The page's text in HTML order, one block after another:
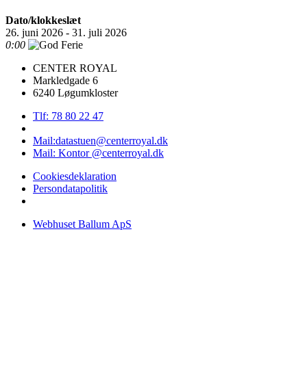
Dato/klokkeslæt
26. juni 2026 - 31. juli 2026
0:00
CENTER ROYAL
Markledgade 6
6240 Løgumkloster
Tlf: 78 80 22 47
Mail:datastuen@centerroyal.dk
Mail: Kontor @centerroyal.dk
Cookiesdeklaration
Persondatapolitik
Webhuset Ballum ApS